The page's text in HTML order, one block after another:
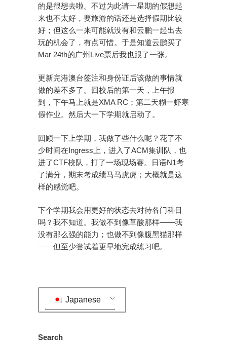
的是很想去啦。不过为此请一星期的假想起
来也不太好，要旅游的话还是选择假期比较
好；但这么一来可能就没有和云鹏一起出去
玩的机会了，有点可惜。于是知道云鹏买了
Mar 24th的广州Live票后我也跟了一张。
更新完港澳台签注和身份证后该做的事情就
做的差不多了。回校后的第一天，上午报
到，下午马上就是XMA RC；第二天糊一虾寒
假作业。然后大一下学期就启动了。
回顾一下上学期，我做了些什么呢？花了不
少时间在Ingress上，进入了ACM集训队，也
进了CTF校队，打了一场现场赛。日语N1考
了满分，期末考成绩马马虎虎；大概就是这
样的感觉吧。
下个学期我会用更好的状态去对待各门科目
吗？我不知道。我做不到像草酸那样——我
没有那么强的能力；也做不到像腹黑猫那样
——但至少尝试着更早地完成练习吧。
Japanese
Search